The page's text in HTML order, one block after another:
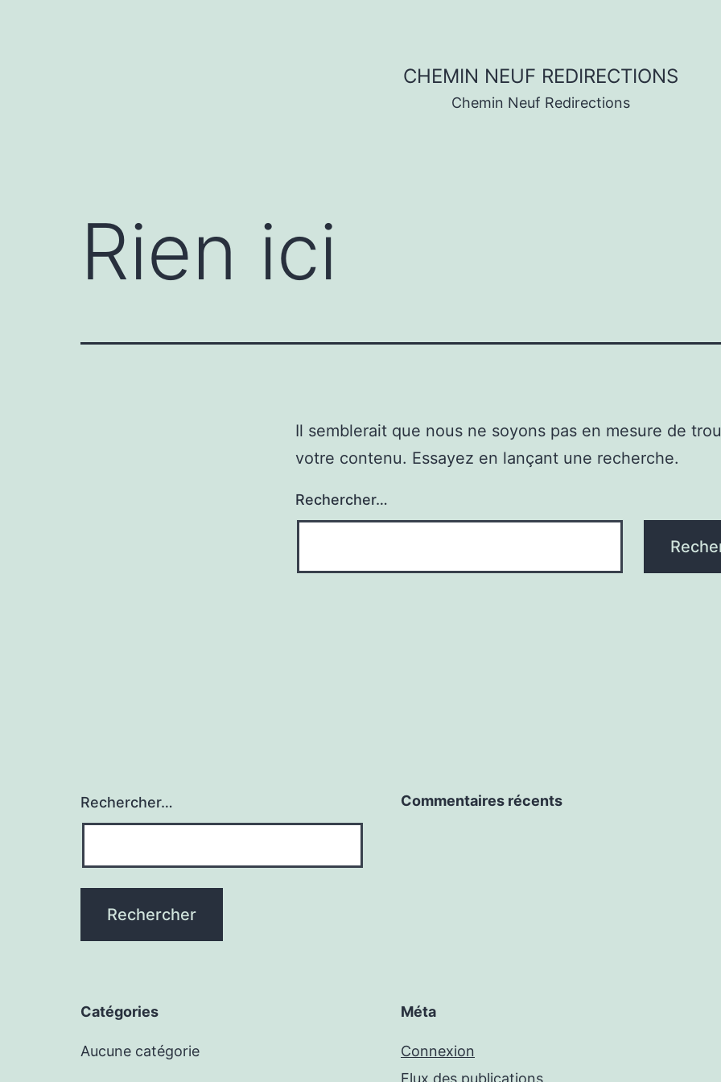
CHEMIN NEUF REDIRECTIONS
Chemin Neuf Redirections
Rien ici
Il semblerait que nous ne soyons pas en mesure de
votre contenu. Essayez en lançant une recherche.
Rechercher…
Rechercher… Commentaires récents
Catégories
Aucune catégorie
Méta
Connexion
Flux des publications